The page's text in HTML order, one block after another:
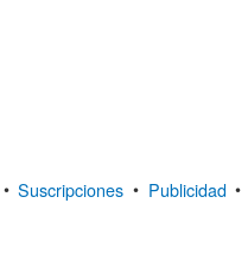
• Suscripciones • Publicidad •